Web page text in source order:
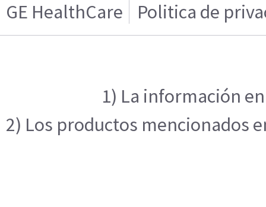
GE HealthCare Politica de
1) La información
2) Los productos mencionados